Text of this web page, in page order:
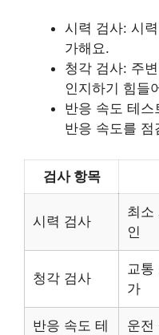
시력 검사: 시
가해요.
청각 검사: 주
인지하기 힘들
반응 속도 테
반응 속도를 점
검사 항목
시력 검사
최소
인
청각 검사
교통
가
반응 속도 테 운전